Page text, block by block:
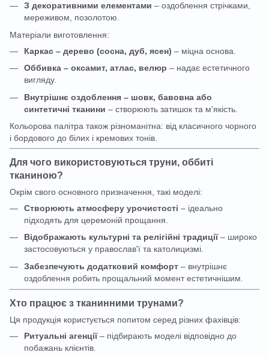
З декоративними елементами – оздоблення стрічками,
мереживом, позолотою.
Матеріали виготовлення:
Каркас – дерево (сосна, дуб, ясен) – міцна основа.
Оббивка – оксамит, атлас, велюр – надає естетичного
вигляду.
Внутрішнє оздоблення – шовк, бавовна або
синтетичні тканини – створюють затишок та м'якість.
Кольорова палітра також різноманітна: від класичного чорного
і бордового до білих і кремових тонів.
Для чого використовуються труни, оббиті
тканиною?
Окрім свого основного призначення, такі моделі:
Створюють атмосферу урочистості – ідеально
підходять для церемоній прощання.
Відображають культурні та релігійні традиції– широко
застосовуються у православ'ї та католицизмі.
Забезпечують додатковий комфорт – внутрішнє
оздоблення робить прощальний момент естетичнішим.
Хто працює з тканинними трунами?
Ця продукція користується попитом серед різних фахівців:
Ритуальні агенції– підбирають моделі відповідно до
побажань клієнтів.